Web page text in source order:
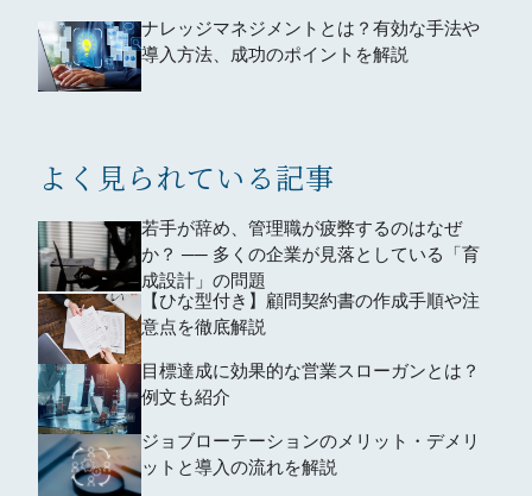
ナレッジマネジメントとは？有効な手法や
導入方法、成功のポイントを解説
よく見られている記事
若手が辞め、管理職が疲弊するのはなぜ
か？ ── 多くの企業が見落としている「育
成設計」の問題
【ひな型付き】顧問契約書の作成手順や注
意点を徹底解説
目標達成に効果的な営業スローガンとは？
例文も紹介
ジョブローテーションのメリット・デメリ
ットと導入の流れを解説